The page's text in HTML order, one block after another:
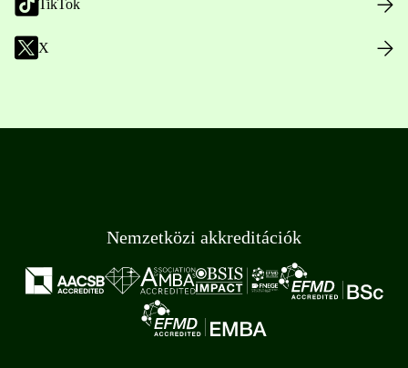
TikTok
X
Nemzetközi akkreditációk